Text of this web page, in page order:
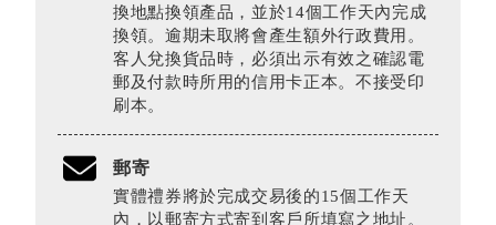
換地點換領產品，並於14個工作天內完成
換領。逾期未取將會產生額外行政費用。
客人兌換貨品時，必須出示有效之確認電
郵及付款時所用的信用卡正本。不接受印
刷本。
郵寄
實體禮券將於完成交易後的15個工作天
內，以郵寄方式寄到客戶所填寫之地址。